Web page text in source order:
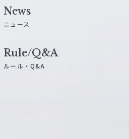
News
ニュース
Rule/Q&A
ルール・Q&A